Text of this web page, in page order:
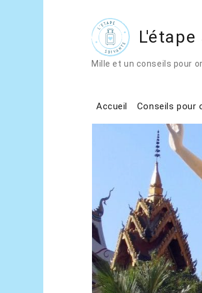
Mille et un conseils pour
Accueil Conseils pour
Home Conseils pour